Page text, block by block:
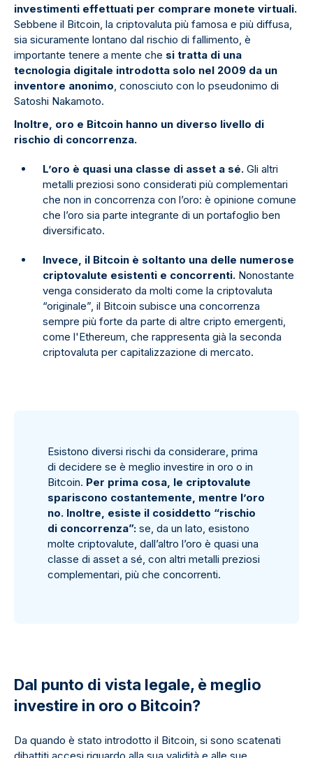
investimenti effettuati per comprare monete virtuali.
Sebbene il Bitcoin, la criptovaluta più famosa e più diffusa,
sia sicuramente lontano dal rischio di fallimento, è
importante tenere a mente che si tratta di una
tecnologia digitale introdotta solo nel 2009 da un
inventore anonimo, conosciuto con lo pseudonimo di
Satoshi Nakamoto.
Inoltre, oro e Bitcoin hanno un diverso livello di
rischio di concorrenza.
L’oro è quasi una classe di asset a sé. Gli altri
metalli preziosi sono considerati più complementari
che non in concorrenza con l’oro: è opinione comune
che l’oro sia parte integrante di un portafoglio ben
diversificato.
Invece, il Bitcoin è soltanto una delle numerose
criptovalute esistenti e concorrenti. Nonostante
venga considerato da molti come la criptovaluta
“originale”, il Bitcoin subisce una concorrenza
sempre più forte da parte di altre cripto emergenti,
come l'Ethereum, che rappresenta già la seconda
criptovaluta per capitalizzazione di mercato.
Esistono diversi rischi da considerare, prima
di decidere se è meglio investire in oro o in
Bitcoin. Per prima cosa, le criptovalute
spariscono costantemente, mentre l’oro
no. Inoltre, esiste il cosiddetto “rischio
di concorrenza”: se, da un lato, esistono
molte criptovalute, dall’altro l’oro è quasi una
classe di asset a sé, con altri metalli preziosi
complementari, più che concorrenti.
Dal punto di vista legale, è meglio
investire in oro o Bitcoin?
Da quando è stato introdotto il Bitcoin, si sono scatenati